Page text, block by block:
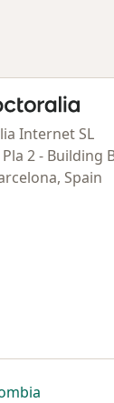
Página de inicio
Internet SL
Pla 2 - Building
Spain
nueva
en una nueva
se abre en